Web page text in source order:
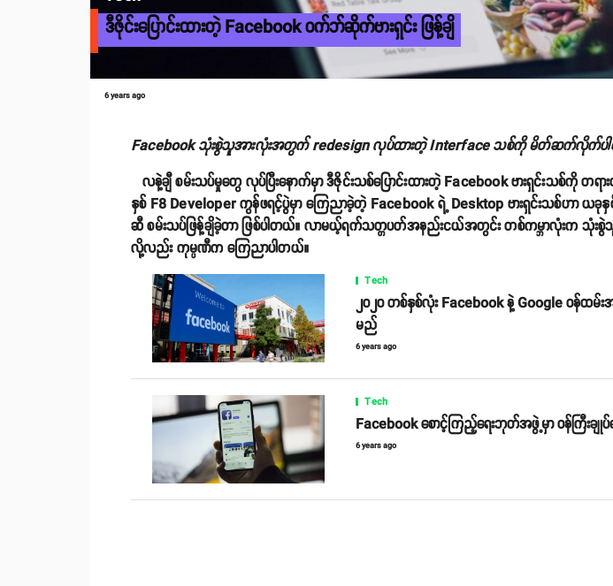
ဒီဇိုင်းပြောင်းထားတဲ့ Facebook ဝက်ဘ်ဆိုက်ဗားရှင်း ဖြန့်ချိ
6 years ago
Facebook သုံးစွဲသူအားလုံးအတွက် redesign လုပ်ထားတဲ့ Interface သစ်ကို မိတ်ဆက်လိုက်ပ
လနဲ့ချီ စမ်းသပ်မှုတွေ လုပ်ပြီးနောက်မှာ ဒီဇိုင်းသစ်ပြောင်းထားတဲ့ Facebook ဗားရှင်းသစ်ကို တ
နှစ် F8 Developer ကွန်ဖရင့်ပွဲမှာ ကြေညာခဲ့တဲ့ Facebook ရဲ့ Desktop ဗားရှင်းသစ်ဟာ ယ
ဆီ စမ်းသပ်ဖြန့်ချိခဲ့တာ ဖြစ်ပါတယ်။ လာမယ့်ရက်သတ္တပတ်အနည်းငယ်အတွင်း တစ်ကမ္ဘာလုံးက သုံး
လို့လည်း ကုမ္ပဏီက ကြေညာပါတယ်။
Tech
၂၀၂၀ တစ်နှစ်လုံး Facebook နဲ့ Google ဝန်ထမ်
မည်
6 years ago
Tech
Facebook စောင့်ကြည့်ရေးဘုတ်အဖွဲ့မှာ ဝန်ကြီးချုပ်
6 years ago